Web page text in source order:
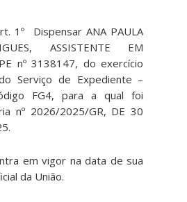
1º Dispensar ANA PAULA
ASSISTENTE EM
nº 3138147, do exercício
Serviço de Expediente –
FG4, para a qual foi
nº 2026/2025/GR, DE 30
em vigor na data de sua
da União.